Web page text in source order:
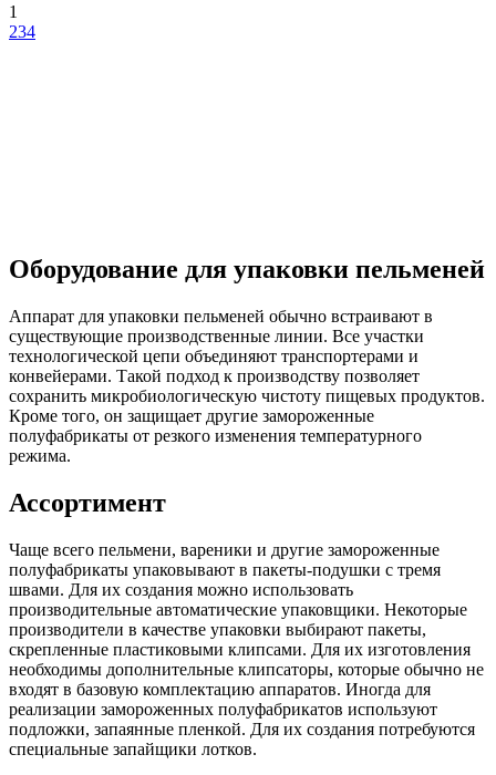
1
234
Оборудование для упаковки пельменей
Аппарат для упаковки пельменей обычно встраивают в
существующие производственные линии. Все участки
технологической цепи объединяют транспортерами и
конвейерами. Такой подход к производству позволяет
сохранить микробиологическую чистоту пищевых продуктов.
Кроме того, он защищает другие замороженные
полуфабрикаты от резкого изменения температурного
режима.
Ассортимент
Чаще всего пельмени, вареники и другие замороженные
полуфабрикаты упаковывают в пакеты-подушки с тремя
швами. Для их создания можно использовать
производительные автоматические упаковщики. Некоторые
производители в качестве упаковки выбирают пакеты,
скрепленные пластиковыми клипсами. Для их изготовления
необходимы дополнительные клипсаторы, которые обычно не
входят в базовую комплектацию аппаратов. Иногда для
реализации замороженных полуфабрикатов используют
подложки, запаянные пленкой. Для их создания потребуются
специальные запайщики лотков.